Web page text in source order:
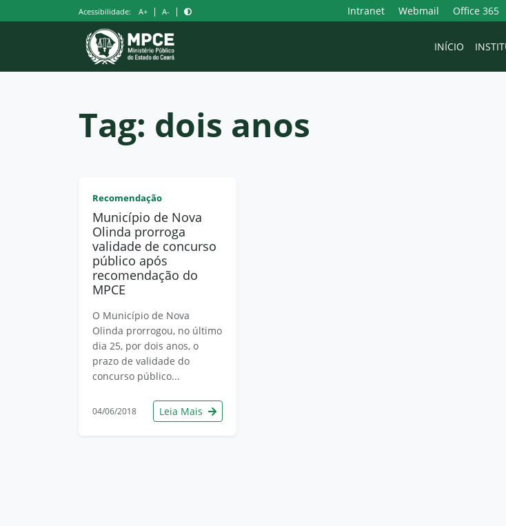
para
Acessibilidade: A+ | A- | Intranet Webmail Office 365
INÍCIO
Tag: dois anos
Recomendação
Município de Nova
Olinda prorroga
validade de concurso
público após
recomendação do
MPCE
O Município de Nova
Olinda prorrogou, no último
dia 25, por dois anos, o
prazo de validade do
concurso público...
04/06/2018 Leia Mais